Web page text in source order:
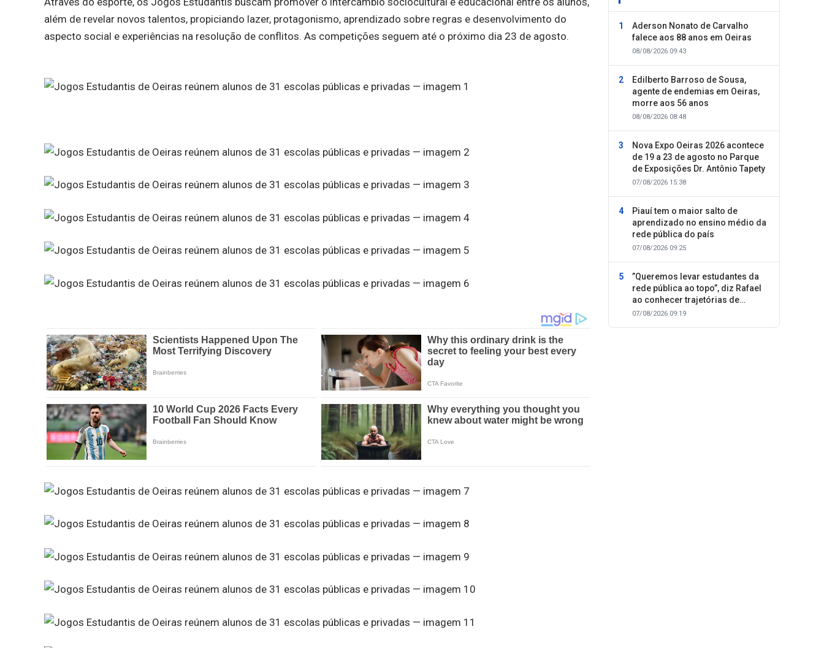
além de revelar novos talentos, propiciando lazer, protagonismo, aprendizado sobre regras e desenvolvimento do
aspecto social e experiências na resolução de conflitos. As competições seguem até o próximo dia 23 de agosto.
Aderson Nonato de Carvalho
falece aos 88 anos em Oeiras
08/08/2026 09:43
Edilberto Barroso de Sousa,
agente de endemias em Oeiras,
morre aos 56 anos
08/08/2026 08:48
Nova Expo Oeiras 2026 acontece
de 19 a 23 de agosto no Parque
de Exposições Dr. Antônio Tapety
07/08/2026 15:38
Piauí tem o maior salto de
aprendizado no ensino médio da
rede pública do país
07/08/2026 09:25
”Queremos levar estudantes da
rede pública ao topo”, diz Rafael
ao conhecer trajetórias de
sucesso
07/08/2026 09:19